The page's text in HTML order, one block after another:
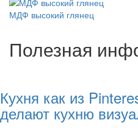
МДФ высокий глянец
Полезная
Кухня как из
делают кухню